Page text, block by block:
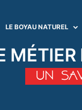
LE BOYAU NATUREL
MÉTIER
UN